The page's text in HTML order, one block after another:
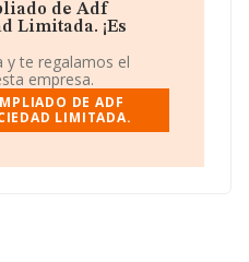
al número de
y teniendo en cuenta
INFORMA, ha contado
inferior a la media de
web aquí:
de Adf
Limitada. ¡Es
y te regalamos el
empresa.
DE ADF
LIMITADA.